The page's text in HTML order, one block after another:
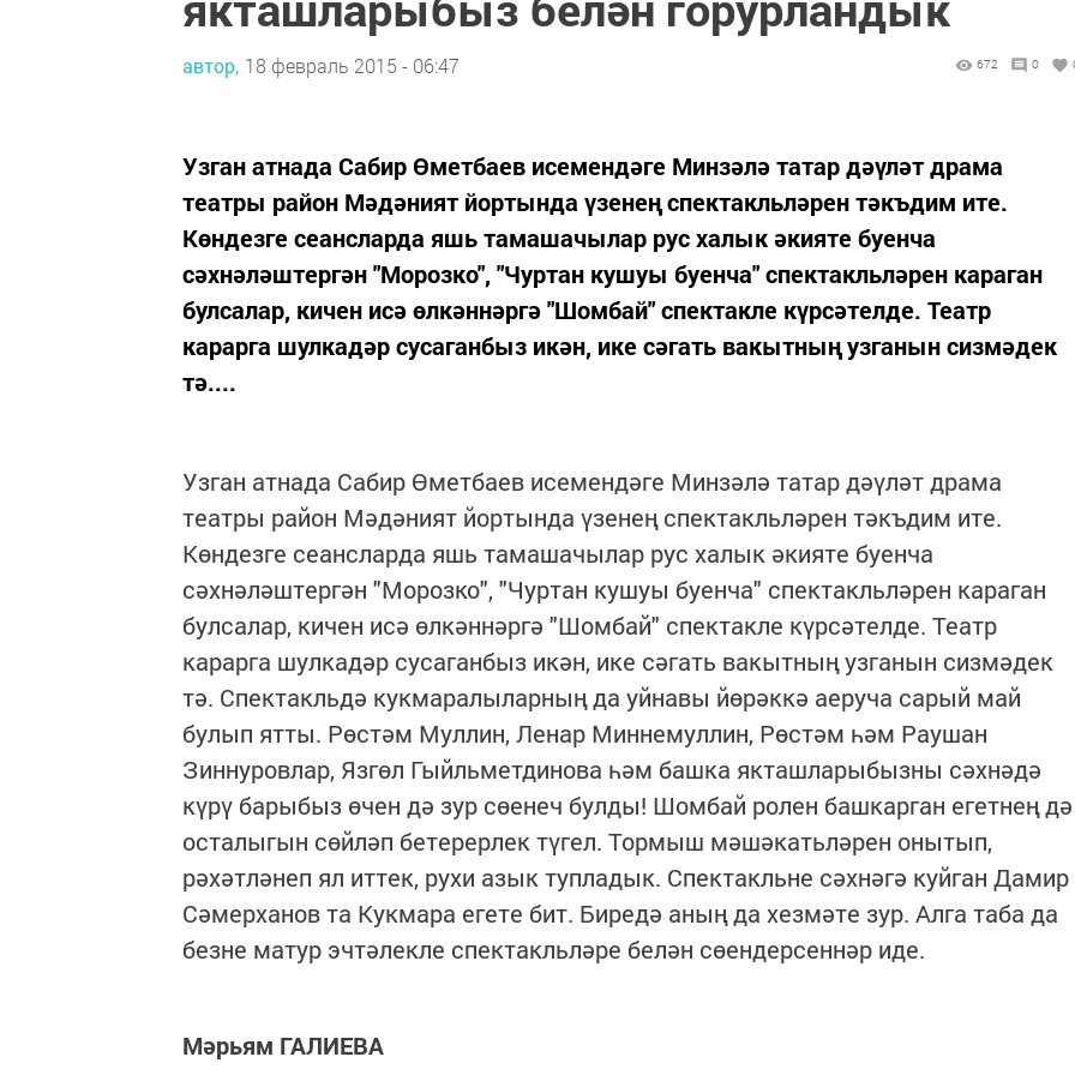
автор, 18 февраль 2015 - 06:47 672 0
Узган атнада Сабир Өметбаев исемендәге Минзәлә татар дәүләт драма
театры район Мәдәният йортында үзенең спектакльләрен тәкъдим ите.
Көндезге сеансларда яшь тамашачылар рус халык әкияте буенча
сәхнәләштергән "Морозко", "Чуртан кушуы буенча" спектакльләрен караган
булсалар, кичен исә өлкәннәргә "Шомбай" спектакле күрсәтелде. Театр
карарга шулкадәр сусаганбыз икән, ике сәгать вакытның узганын сизмәдек
тә....
Узган атнада Сабир Өметбаев исемендәге Минзәлә татар дәүләт драма
театры район Мәдәният йортында үзенең спектакльләрен тәкъдим ите.
Көндезге сеансларда яшь тамашачылар рус халык әкияте буенча
сәхнәләштергән "Морозко", "Чуртан кушуы буенча" спектакльләрен караган
булсалар, кичен исә өлкәннәргә "Шомбай" спектакле күрсәтелде. Театр
карарга шулкадәр сусаганбыз икән, ике сәгать вакытның узганын сизмәдек
тә. Спектакльдә кукмаралыларның да уйнавы йөрәккә аеруча сарый май
булып ятты. Рөстәм Муллин, Ленар Миннемуллин, Рөстәм һәм Раушан
Зиннуровлар, Язгөл Гыйльметдинова һәм башка якташларыбызны сәхнәдә
күрү барыбыз өчен дә зур сөенеч булды! Шомбай ролен башкарган егетнең дә
осталыгын сөйләп бетерерлек түгел. Тормыш мәшәкатьләрен онытып,
рәхәтләнеп ял иттек, рухи азык тупладык. Спектакльне сәхнәгә куйган Дамир
Сәмерханов та Кукмара егете бит. Биредә аның да хезмәте зур. Алга таба да
безне матур эчтәлекле спектакльләре белән сөендерсеннәр иде.
Мәрьям ГАЛИЕВА